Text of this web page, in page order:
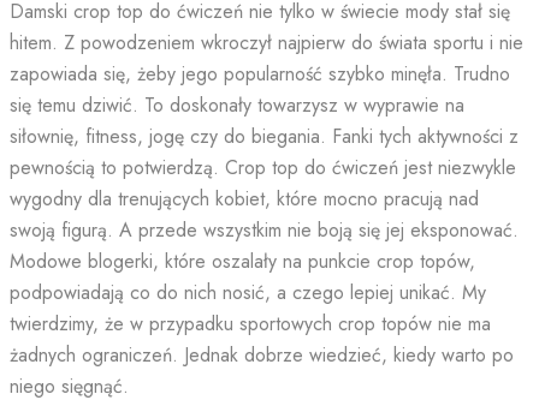
Damski crop top do ćwiczeń nie tylko w świecie mody stał się
hitem. Z powodzeniem wkroczył najpierw do świata sportu i nie
zapowiada się, żeby jego popularność szybko minęła. Trudno
się temu dziwić. To doskonały towarzysz w wyprawie na
siłownię, fitness, jogę czy do biegania. Fanki tych aktywności z
pewnością to potwierdzą. Crop top do ćwiczeń jest niezwykle
wygodny dla trenujących kobiet, które mocno pracują nad
swoją figurą. A przede wszystkim nie boją się jej eksponować.
Modowe blogerki, które oszalały na punkcie crop topów,
podpowiadają co do nich nosić, a czego lepiej unikać. My
twierdzimy, że w przypadku sportowych crop topów nie ma
żadnych ograniczeń. Jednak dobrze wiedzieć, kiedy warto po
niego sięgnąć.